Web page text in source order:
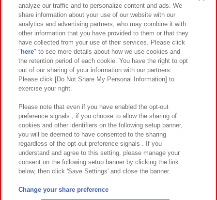
イベント・キャンペーン
関連会社 サステナビリティ サイトポリシー
プライバシーポリシー ウェブアクセシビリティ方針と検証結果
お取引先さまとともに
カスタマーハラスメント対応方針 よくあるご質問・お問い合わせ
©Bandai Namco Amusement Inc.
©Bandai Namco Amusement Lab Inc.
analyze our traffic and to personalize content and ads. We
share information about your use of our website with our
analytics and advertising partners, who may combine it with
other information that you have provided to them or that they
have collected from your use of their services. Please click
" here" to see more details about how we use cookies and
the retention period of each cookie. You have the right to opt
out of our sharing of your information with our partners.
Please click [Do Not Share My Personal Information] to
exercise your right.
Please note that even if you have enabled the opt-out
preference signals , if you choose to allow the sharing of
cookies and other identifiers on the following setup banner,
you will be deemed to have consented to the sharing
regardless of the opt-out preference signals . If you
understand and agree to this setting, please manage your
consent on the following setup banner by clicking the link
below, then click 'Save Settings' and close the banner.
Change your share preference